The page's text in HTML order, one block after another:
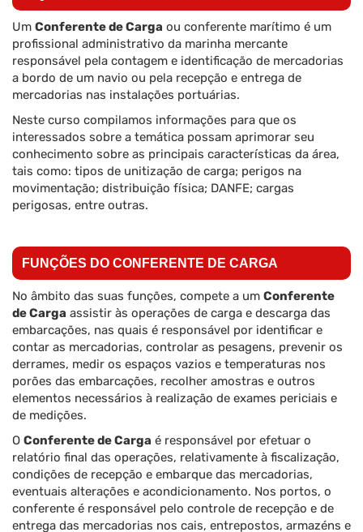
Um Conferente de Carga ou conferente marítimo é um
profissional administrativo da marinha mercante
responsável pela contagem e identificação de mercadorias
a bordo de um navio ou pela recepção e entrega de
mercadorias nas instalações portuárias.
Neste curso compilamos informações para que os
interessados sobre a temática possam aprimorar seu
conhecimento sobre as principais características da área,
tais como: tipos de unitização de carga; perigos na
movimentação; distribuição física; DANFE; cargas
perigosas, entre outras.
FUNÇÕES DO CONFERENTE DE CARGA
No âmbito das suas funções, compete a um Conferente
de Carga assistir às operações de carga e descarga das
embarcações, nas quais é responsável por identificar e
contar as mercadorias, controlar as pesagens, prevenir os
derrames, medir os espaços vazios e temperaturas nos
porões das embarcações, recolher amostras e outros
elementos necessários à realização de exames periciais e
de medições.
O Conferente de Carga é responsável por efetuar o
relatório final das operações, relativamente à fiscalização,
condições de recepção e embarque das mercadorias,
eventuais alterações e acondicionamento. Nos portos, o
conferente é responsável pelo controle de recepção e de
entrega das mercadorias nos cais, entrepostos, armazéns e